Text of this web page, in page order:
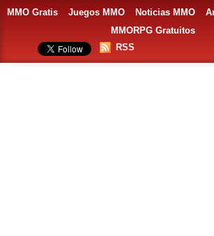
MMO Gratis Juegos MMO Noticias MMO
MMORPG Gratuitos
RSS